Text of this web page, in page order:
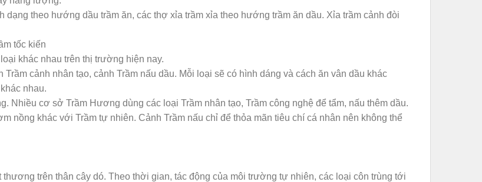
dạng theo hướng dầu trầm ăn, các thợ xỉa trầm xỉa theo hướng trầm ăn dầu. Xỉa trầm cảnh đòi
khác nhau trên thị trường hiện nay.
cảnh nhân tạo, cảnh Trầm nấu dầu. Mỗi loại sẽ có hình dáng và cách ăn vân dầu khác
nhau.
Nhiều cơ sở Trầm Hương dùng các loại Trầm nhân tạo, Trầm công nghệ để tẩm, nấu thêm dầu.
nồng khác với Trầm tự nhiên. Cảnh Trầm nấu chỉ để thỏa mãn tiêu chí cá nhân nên không thể
trên thân cây dó. Theo thời gian, tác động của môi trường tự nhiên, các loại côn trùng tới